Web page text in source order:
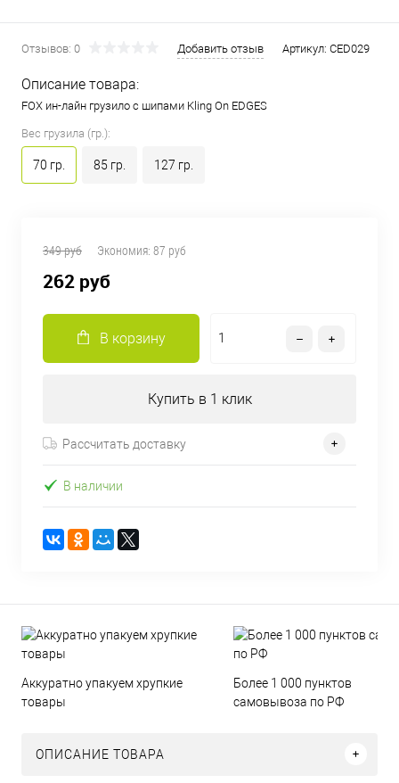
Отзывов: 0 Добавить отзыв Артикул: CED029
Описание товара:
FOX ин-лайн грузило с шипами Kling On EDGES
Вес грузила (гр.):
70 гр. 85 гр. 127 гр.
349 руб Экономия: 87 руб
262 руб
В корзину
Купить в 1 клик
Рассчитать доставку
В наличии
Аккуратно упакуем хрупкие
товары
Более 1 000 пунктов
самовывоза по РФ
ОПИСАНИЕ ТОВАРА